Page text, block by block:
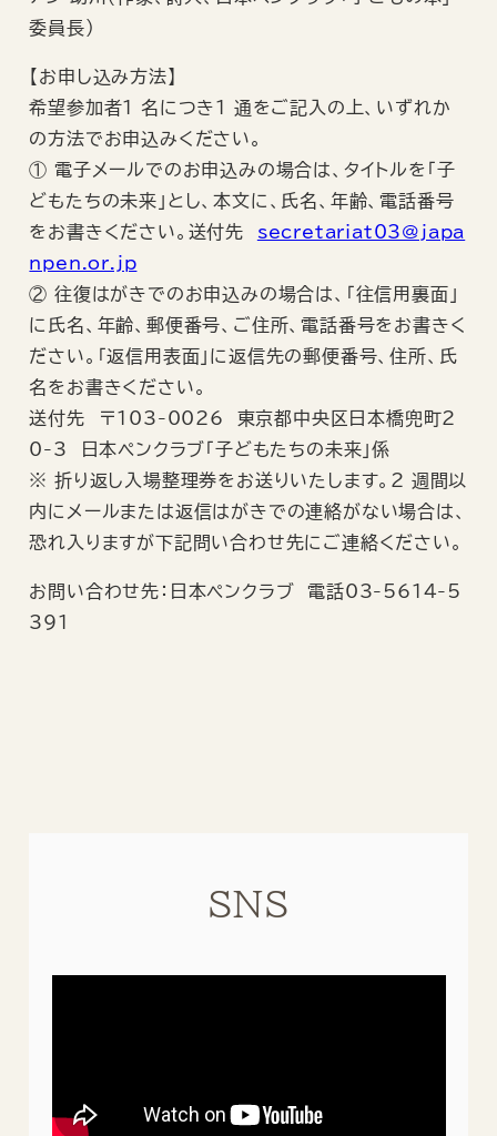
委員長）
【お申し込み方法】
希望参加者1 名につき1 通をご記入の上、いずれか
の方法でお申込みください。
① 電子メールでのお申込みの場合は、タイトルを「子
どもたちの未来」とし、本文に、氏名、年齢、電話番号
をお書きください。送付先 secretariat03@japa
npen.or.jp
② 往復はがきでのお申込みの場合は、「往信用裏面」
に氏名、年齢、郵便番号、ご住所、電話番号をお書きく
ださい。「返信用表面」に返信先の郵便番号、住所、氏
名をお書きください。
送付先 〒103-0026 東京都中央区日本橋兜町2
0-3 日本ペンクラブ「子どもたちの未来」係
※ 折り返し入場整理券をお送りいたします。2 週間以
内にメールまたは返信はがきでの連絡がない場合は、
恐れ入りますが下記問い合わせ先にご連絡ください。
お問い合わせ先：日本ペンクラブ 電話03-5614-5
391
SNS